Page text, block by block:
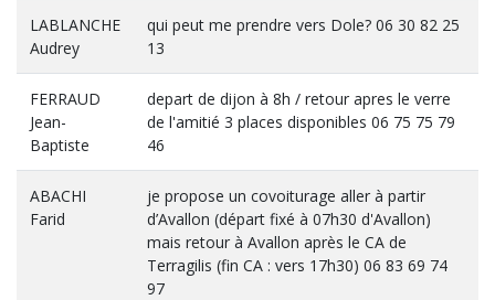
LABLANCHE
Audrey
qui peut me prendre vers Dole? 06 30 82 25
13
FERRAUD
Jean-
Baptiste
depart de dijon à 8h / retour apres le verre
de l'amitié 3 places disponibles 06 75 75 79
46
ABACHI
Farid
je propose un covoiturage aller à partir
d’Avallon (départ fixé à 07h30 d'Avallon)
mais retour à Avallon après le CA de
Terragilis (fin CA : vers 17h30) 06 83 69 74
97